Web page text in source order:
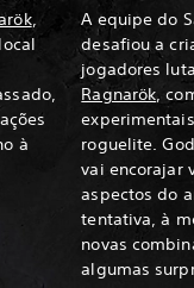
,
à
A equipe do
desafiou a
jogadores
Ragnarök,
roguelite.
vai encorajar
aspectos do
tentativa, à
novas
algumas